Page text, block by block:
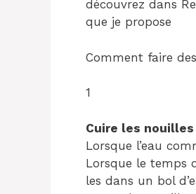
découvrez dans
que je propose
Comment faire
1
Cuire les nouilles
Lorsque l’eau
Lorsque le temps
les dans un bol